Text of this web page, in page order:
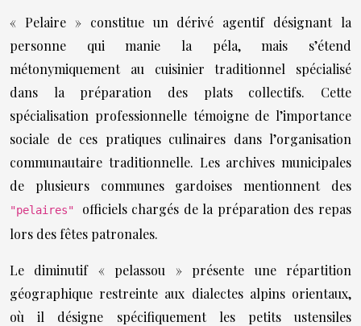
« Pelaire » constitue un dérivé agentif désignant la
personne qui manie la péla, mais s’étend
métonymiquement au cuisinier traditionnel spécialisé
dans la préparation des plats collectifs. Cette
spécialisation professionnelle témoigne de l’importance
sociale de ces pratiques culinaires dans l’organisation
communautaire traditionnelle. Les archives municipales
de plusieurs communes gardoises mentionnent des
"pelaires" officiels chargés de la préparation des repas
lors des fêtes patronales.
Le diminutif « pelassou » présente une répartition
géographique restreinte aux dialectes alpins orientaux,
où il désigne spécifiquement les petits ustensiles